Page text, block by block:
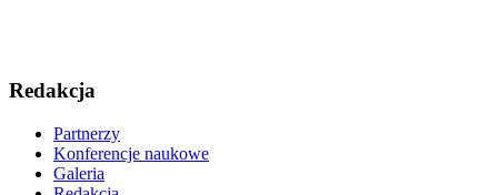
Redakcja
Partnerzy
Konferencje naukowe
Galeria